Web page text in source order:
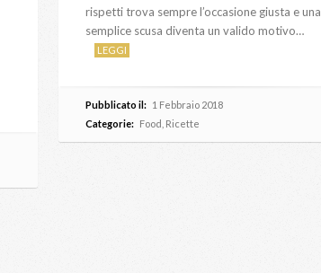
rispetti trova sempre l’occasione giusta e una
semplice scusa diventa un valido motivo…
LEGGI
Pubblicato il: 1 Febbraio 2018
Categorie: Food Ricette